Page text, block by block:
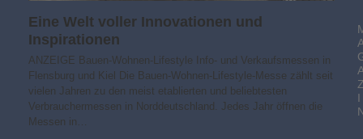
Eine Welt voller Innovationen und
Inspirationen
ANZEIGE Bauen-Wohnen-Lifestyle Info- und Verkaufsmessen in
Flensburg und Kiel Die Bauen-Wohnen-Lifestyle-Messe zählt seit
vielen Jahren zu den meist etablierten und beliebtesten
Verbrauchermessen in Norddeutschland. Jedes Jahr öffnen die
Messen in…
I